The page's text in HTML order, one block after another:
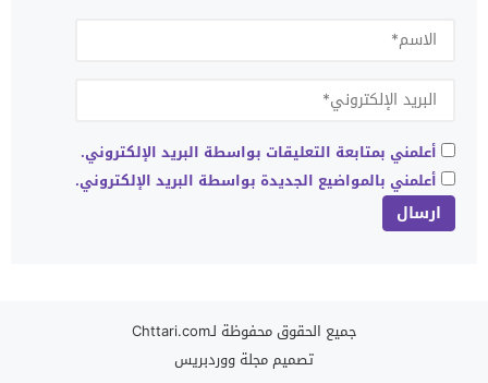
أعلمني بمتابعة التعليقات بواسطة البريد الإلكتروني.
أعلمني بالمواضيع الجديدة بواسطة البريد الإلكتروني.
جميع الحقوق محفوظة لـChttari.com
تصميممجلة ووردبريس